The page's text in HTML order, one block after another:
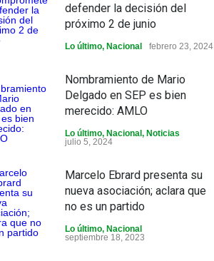
defender la decisión del
próximo 2 de junio
Lo último, Nacional febrero 23, 2024
Nombramiento de Mario
Delgado en SEP es bien
merecido: AMLO
Lo último, Nacional , Noticias
julio 5, 2024
Marcelo Ebrard presenta su
nueva asociación; aclara que
no es un partido
Lo último, Nacional
septiembre 18, 2023